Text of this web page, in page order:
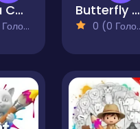
Gorilla Coloring Book for Kids Butterfly Coloring Book for Kids
0 (0 Голосів)